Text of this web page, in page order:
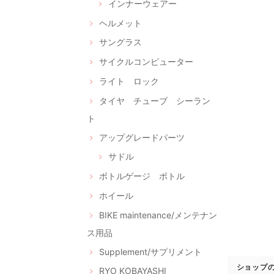
インナーウェアー
ヘルメット
サングラス
サイクルコンピューター
ライト ロック
タイヤ チューブ シーラン
ト
アップグレードパーツ
サドル
ボトルゲージ ボトル
ホイール
BIKE maintenance/メンテナン
ス用品
Supplement/サプリメント
RYO KOBAYASHI
ショップ